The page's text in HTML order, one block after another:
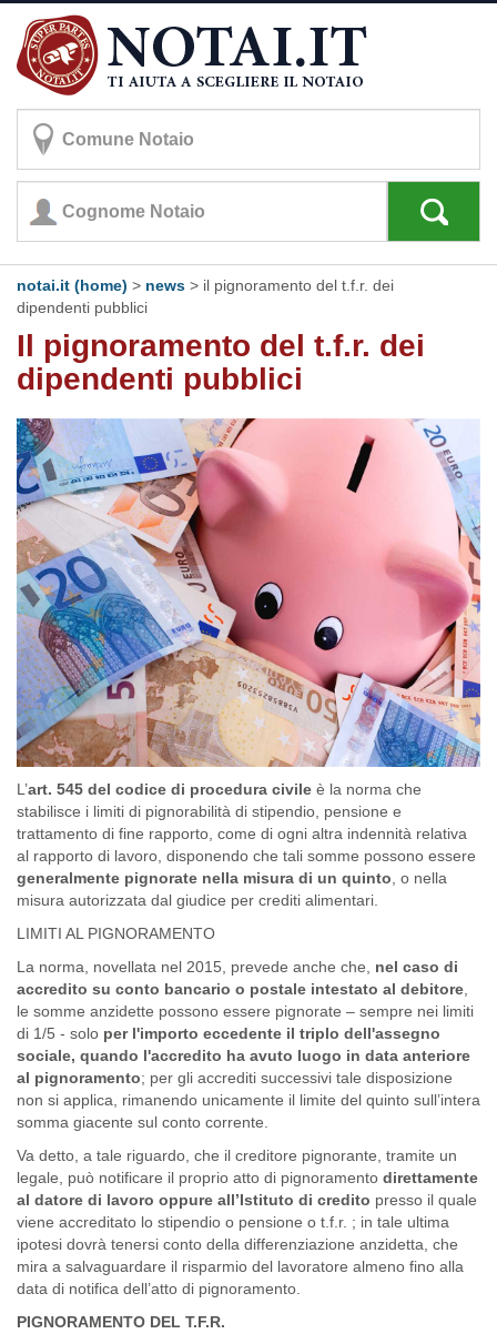
notai.it (home) > news > il pignoramento del t.f.r. dei
dipendenti pubblici
Il pignoramento del t.f.r. dei
dipendenti pubblici
L’art. 545 del codice di procedura civile è la norma che
stabilisce i limiti di pignorabilità di stipendio, pensione e
trattamento di fine rapporto, come di ogni altra indennità relativa
al rapporto di lavoro, disponendo che tali somme possono essere
generalmente pignorate nella misura di un quinto , o nella
misura autorizzata dal giudice per crediti alimentari.
LIMITI AL PIGNORAMENTO
La norma, novellata nel 2015, prevede anche che,
nel caso di
accredito su conto bancario o postale intestato al debitore
le somme anzidette possono essere pignorate – sempre nei limiti
di 1/5 - solo per l'importo eccedente il triplo dell'assegno
sociale, quando l'accredito ha avuto luogo in data anteriore
al pignoramento; per gli accrediti successivi tale disposizione
non si applica, rimanendo unicamente il limite del quinto sull’intera
somma giacente sul conto corrente.
Va detto, a tale riguardo, che il creditore pignorante, tramite un
legale, può notificare il proprio atto di pignoramento direttamente
al datore di lavoro oppure all’Istituto di credito presso il quale
viene accreditato lo stipendio o pensione o t.f.r. ; in tale ultima
ipotesi dovrà tenersi conto della differenziazione anzidetta, che
mira a salvaguardare il risparmio del lavoratore almeno fino alla
data di notifica dell’atto di pignoramento.
PIGNORAMENTO DEL T.F.R.